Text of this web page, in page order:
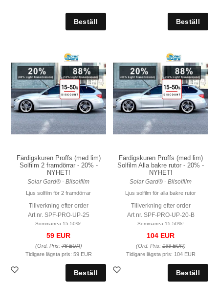
Färdigskuren Proffs (med lim)
Solfilm 2 framdörrar - 20% -
NYHET!
Solar Gard® - Bilsolfilm
Ljus solfilm för 2 framdörrar
Tillverkning efter order
Art nr. SPF-PRO-UP-25
Sommarrea 15-50%!
59 EUR
(Ord. Pris:76 EUR)
Tidigare lägsta pris: 59 EUR
Färdigskuren Proffs (med lim)
Solfilm Alla bakre rutor - 20% -
NYHET!
Solar Gard® - Bilsolfilm
Ljus solfilm för alla bakre rutor
Tillverkning efter order
Art nr. SPF-PRO-UP-20-B
Sommarrea 15-50%!
104 EUR
(Ord. Pris:133 EUR)
Tidigare lägsta pris: 104 EUR